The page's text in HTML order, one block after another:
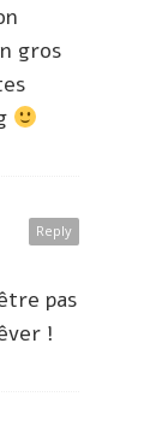
gros
Reply
pas
!